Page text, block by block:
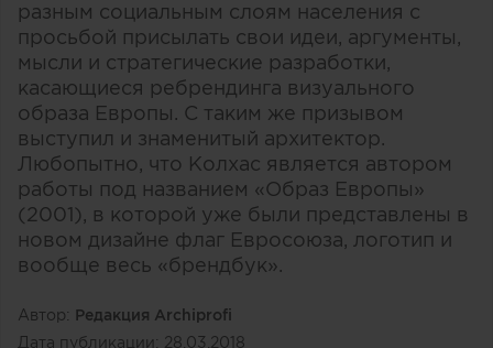
разным социальным слоям населения с
просьбой присылать свои идеи, аргументы,
мысли и стратегические разработки,
касающиеся ребрендинга визуального
образа Европы. С таким же призывом
выступил и знаменитый архитектор.
Любопытно, что Колхас является автором
работы под названием «Образ Европы»
(2001), в которой уже были представлены в
новом дизайне флаг Евросоюза, логотип и
вообще весь «брендбук».
Автор: Редакция Archiprofi
Дата публикации: 28.03.2018